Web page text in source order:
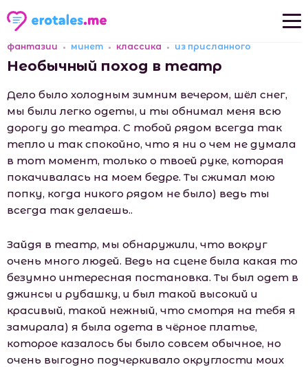
Новые рассказы
Популярные рассказы
фантазии минет классика из присланного
Необычный поход в театр
Дело было холодным зимним вечером, шёл снег,
мы были легко одеты, и ты обнимал меня всю
дорогу до театра. С тобой рядом всегда так
тепло и так спокойно, что я ни о чем не думала
в тот момент, только о твоей руке, которая
покачивалась на моем бедре. Ты сжимал мою
попку, когда никого рядом не было) ведь ты
всегда так делаешь..
Зайдя в театр, мы обнаружили, что вокруг
очень много людей. Ведь на сцене была какая то
безумно интересная постановка. Ты был одет в
джинсы и рубашку, и был такой высокий и
красивый, такой нежный, что смотря на тебя я
замирала) я была одета в чёрное платье,
которое казалось бы было совсем обычное, но
очень выгодно подчеркивало округлости моих